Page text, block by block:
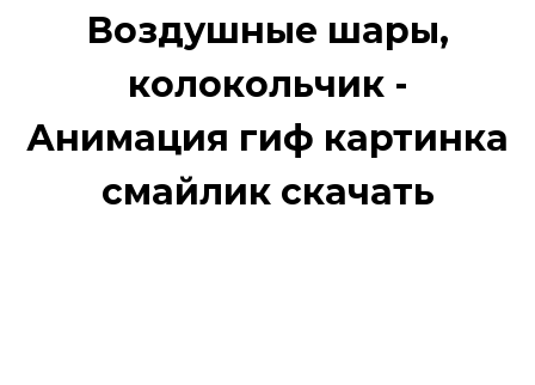
Воздушные шары,
колокольчик -
Анимация гиф картинка
смайлик скачать